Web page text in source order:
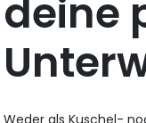
deine